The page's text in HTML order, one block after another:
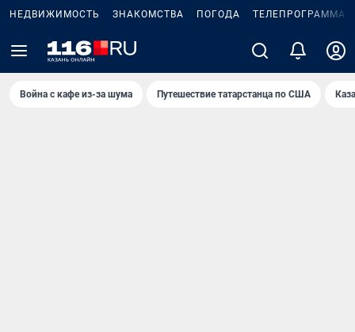
НЕДВИЖИМОСТЬ ЗНАКОМСТВА ПОГОДА ТЕЛЕПРОГРАММА
Война с кафе из-за шума Путешествие татарстанца по США